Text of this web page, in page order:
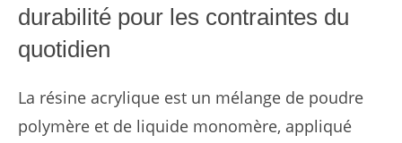
durabilité pour les contraintes du
quotidien
La résine acrylique est un mélange de poudre
polymère et de liquide monomère, appliqué